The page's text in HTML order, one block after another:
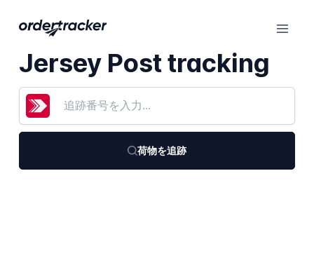
Jersey Post tracking
荷物を追跡